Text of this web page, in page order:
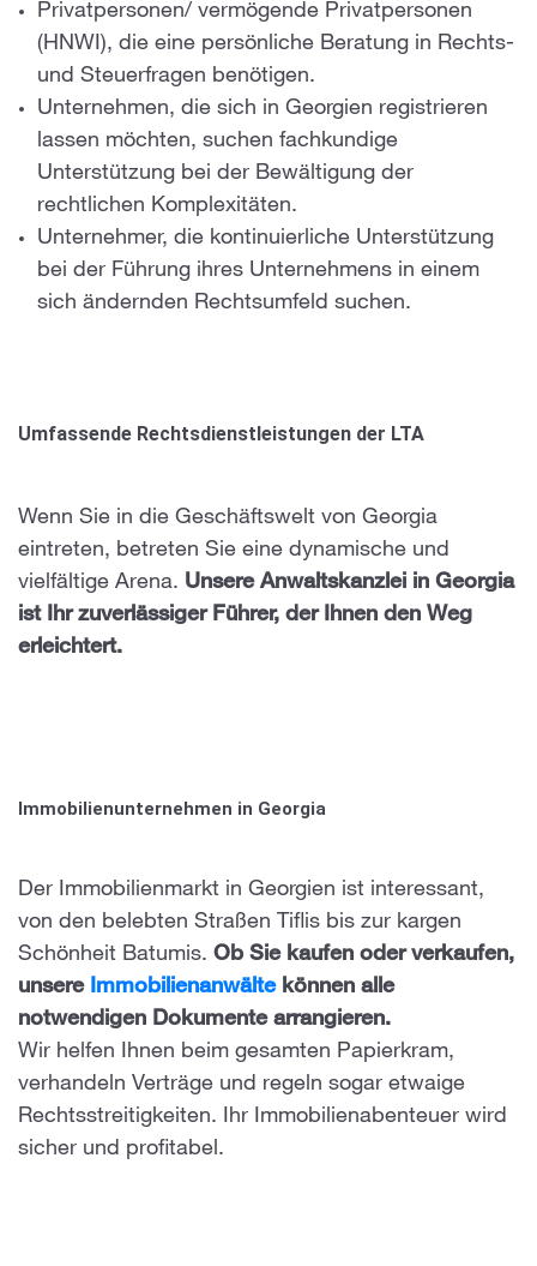
Privatpersonen/ vermögende Privatpersonen
(HNWI), die eine persönliche Beratung in Rechts-
und Steuerfragen benötigen.
Unternehmen, die sich in Georgien registrieren
lassen möchten, suchen fachkundige
Unterstützung bei der Bewältigung der
rechtlichen Komplexitäten.
Unternehmer, die kontinuierliche Unterstützung
bei der Führung ihres Unternehmens in einem
sich ändernden Rechtsumfeld suchen.
Umfassende Rechtsdienstleistungen der LTA
Wenn Sie in die Geschäftswelt von Georgia
eintreten, betreten Sie eine dynamische und
vielfältige Arena. Unsere Anwaltskanzlei in Georgia
ist Ihr zuverlässiger Führer, der Ihnen den Weg
erleichtert.
Immobilienunternehmen in Georgia
Der Immobilienmarkt in Georgien ist interessant,
von den belebten Straßen Tiflis bis zur kargen
Schönheit Batumis. Ob Sie kaufen oder verkaufen,
unsere Immobilienanwälte können alle
notwendigen Dokumente arrangieren.
Wir helfen Ihnen beim gesamten Papierkram,
verhandeln Verträge und regeln sogar etwaige
Rechtsstreitigkeiten. Ihr Immobilienabenteuer wird
sicher und profitabel.